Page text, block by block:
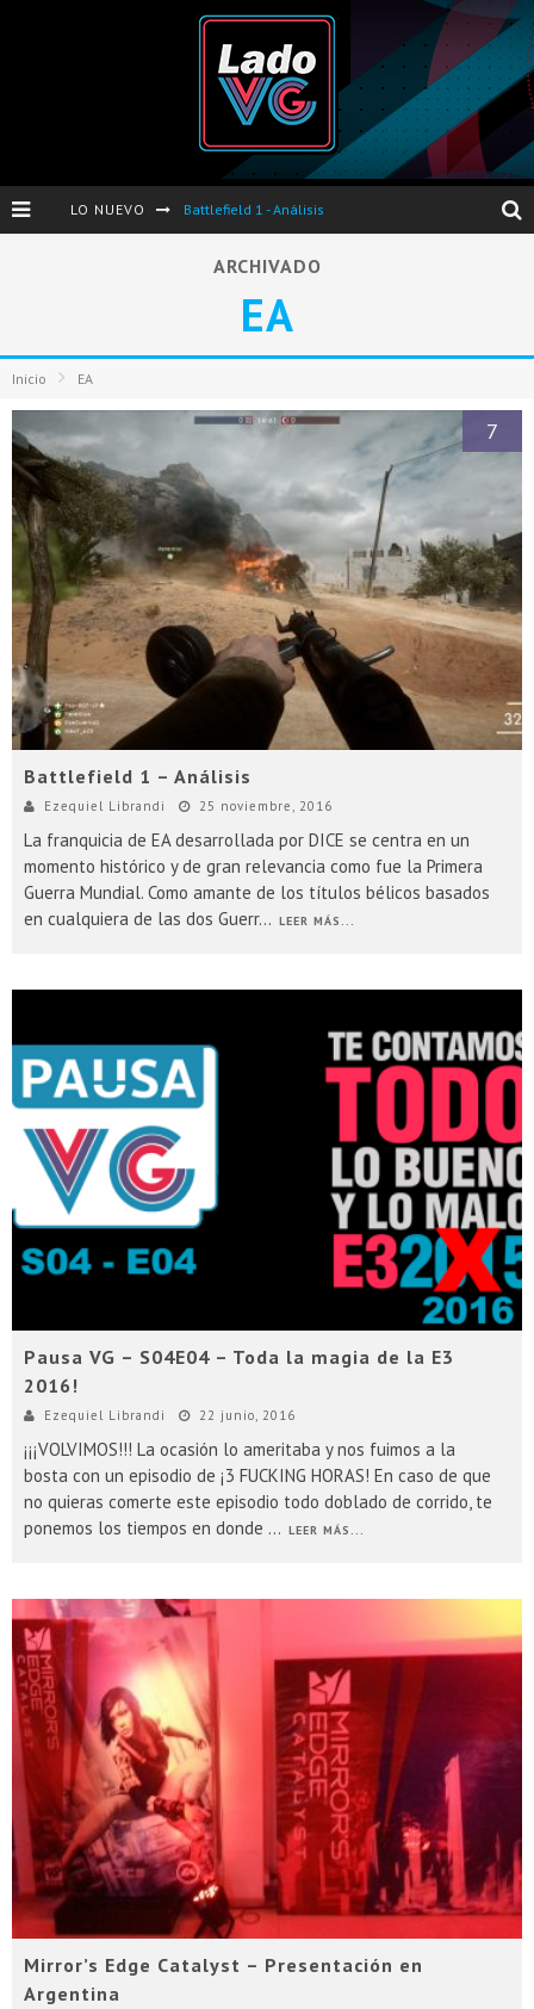
LO NUEVO Battlefield 1 - Análisis
Pro Evolution Soccer 2017 - Análisis
Pausa VG - S04E06 - Nintendo Switch - FIFA/PES - DS III Ashes of Ariandel - Red Dead Redemption 2
Presentacion Watch Dogs 2 en Argentina
ARCHIVADO
EA
Inicio EA
7
Battlefield 1 – Análisis
Ezequiel Librandi 25 noviembre, 2016
La franquicia de EA desarrollada por DICE se centra en un
momento histórico y de gran relevancia como fue la Primera
Guerra Mundial. Como amante de los títulos bélicos basados
en cualquiera de las dos Guerr... LEER MÁS...
Pausa VG – S04E04 – Toda la magia de la E3
2016!
Ezequiel Librandi 22 junio, 2016
¡¡¡VOLVIMOS!!! La ocasión lo ameritaba y nos fuimos a la
bosta con un episodio de ¡3 FUCKING HORAS! En caso de que
no quieras comerte este episodio todo doblado de corrido, te
ponemos los tiempos en donde ... LEER MÁS...
Mirror’s Edge Catalyst – Presentación en
Argentina